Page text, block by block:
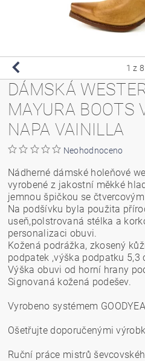
1 z 8
DÁMSKÁ
MAYURA BOOTS
NAPA VAINILLA
Neohodnoceno
Nádherné dámské holeňové
vyrobené z jakostní měkké
jemnou špičkou se
Na podšívku byla použita
useň,polstrovaná stélka a
personalizaci obuvi.
Kožená podrážka, zkosený
podpatek ,výška podpatku 5,3
Výška obuvi od horní hrany
Signovaná kožená podešev.
Vyrobeno systémem
Ošetřujte doporučenými
Ruční práce mistrů